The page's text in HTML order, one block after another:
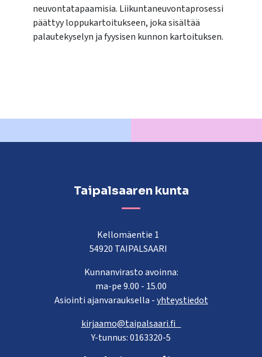
neuvontatapaamisia. Liikuntaneuvontaprosessi
päättyy loppukartoitukseen, joka sisältää
palautekyselyn ja fyysisen kunnon kartoituksen.
Taipalsaaren kunta
Kellomäentie 1
54920 TAIPALSAARI
Kunnanvirasto avoinna:
ma-pe 9.00 - 15.00
Asiointi ajanvarauksella -yhteystiedot
kirjaamo@taipalsaari.fi
Y-tunnus: 0163320-5